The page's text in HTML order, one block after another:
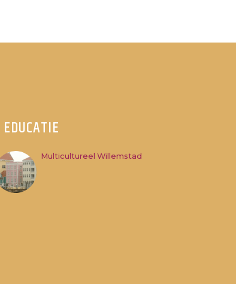
EDUCATIE
Multicultureel Willemstad